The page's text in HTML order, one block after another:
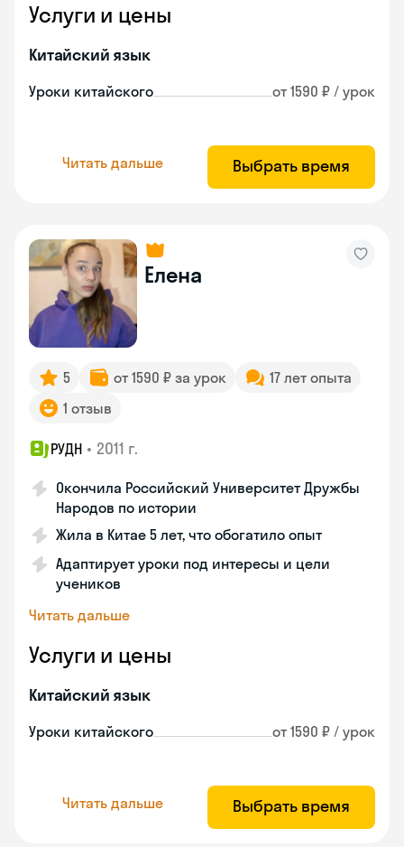
Услуги и цены
Китайский язык
Уроки китайского от 1590 ₽ / урок
Читать дальше Выбрать время
Елена
5 от 1590 ₽ за урок
17 лет опыта
1 отзыв
РУДН • 2011 г.
Окончила Российский Университет Дружбы
Народов по истории
Жила в Китае 5 лет, что обогатило опыт
Адаптирует уроки под интересы и цели
учеников
Читать дальше
Услуги и цены
Китайский язык
Уроки китайского от 1590 ₽ / урок
Читать дальше Выбрать время